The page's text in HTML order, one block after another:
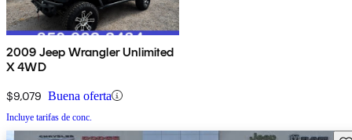
2009 Jeep Wrangler Unlimited
X 4WD
$9,079 Buena oferta
Incluye tarifas de conc.